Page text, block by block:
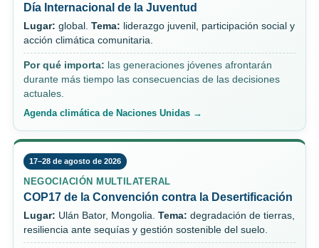
Día Internacional de la Juventud
Lugar: global. Tema: liderazgo juvenil, participación social y
acción climática comunitaria.
Por qué importa: las generaciones jóvenes afrontarán
durante más tiempo las consecuencias de las decisiones
actuales.
Agenda climática de Naciones Unidas →
17–28 de agosto de 2026
NEGOCIACIÓN MULTILATERAL
COP17 de la Convención contra la Desertificación
Lugar: Ulán Bator, Mongolia. Tema: degradación de tierras,
resiliencia ante sequías y gestión sostenible del suelo.